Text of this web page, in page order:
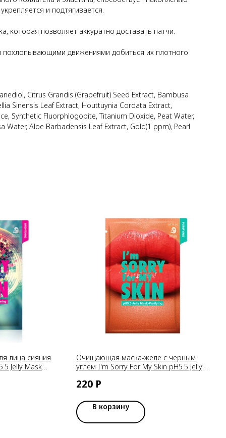
и подтягивается.
которая позволяет аккуратно доставать патчи.
движениями добиться их плотного
Citrus Grandis (Grapefruit) Seed Extract, Bambusa
Sinensis Leaf Extract, Houttuynia Cordata Extract,
Synthetic Fluorphlogopite, Titanium Dioxide, Peat Water,
Water, Aloe Barbadensis Leaf Extract, Gold(1 ppm), Pearl
лица сияния
Jelly Mask
Очищающая маска-желе с черным
углем I'm Sorry For My Skin pH5.5 Jelly
220 Р
В корзину